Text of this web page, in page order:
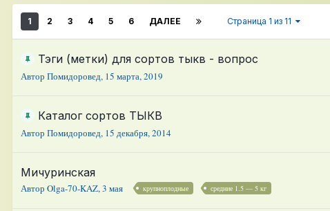
1 2 3 4 5 6 ДАЛЕЕ Страница 1 из 11
Тэги (метки) для сортов тыкв - вопрос
АвторПомидоровед, 15 марта, 2019
Каталог сортов ТЫКВ
АвторПомидоровед, 15 декабря, 2014
Мичуринская
АвторOlga-70-KAZ,3 мая крупноплодные средние 1.5 — 5 кг